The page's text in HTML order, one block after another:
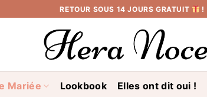
RETOUR SOUS 14 JOURS GRATUIT !
Mariée Lookbook Elles ont dit oui !